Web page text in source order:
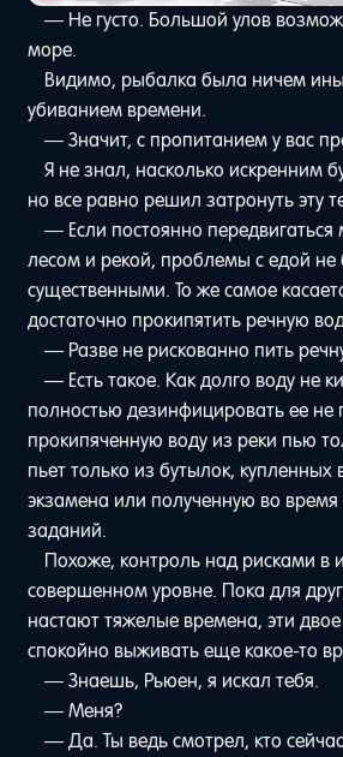
— Не густо. Большой улов
море.
Видимо, рыбалка была ничем
убиванием времени.
— Значит, с пропитанием у вас
Я не знал, насколько искренним
но все равно решил затронуть эту
— Если постоянно
лесом и рекой, проблемы с едой не
существенными. То же самое
достаточно прокипятить речную
— Разве не рискованно пить
— Есть такое. Как долго воду не
полностью дезинфицировать ее не
прокипяченную воду из реки пью
пьет только из бутылок,
экзамена или полученную во
заданий.
Похоже, контроль над рисками в
совершенном уровне. Пока для
настают тяжелые времена, эти
спокойно выживать еще какое-то
— Знаешь, Рьюен, я искал тебя.
— Меня?
— Да. Ты ведь смотрел, кто